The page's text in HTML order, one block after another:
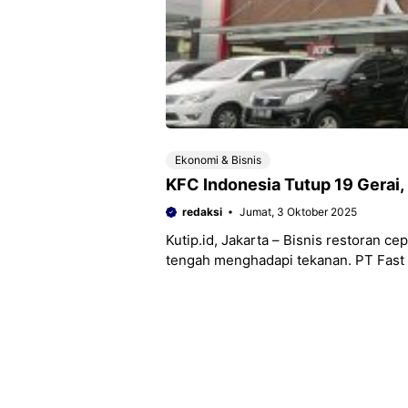
Ekonomi & Bisnis
KFC Indonesia Tutup 19
redaksi Jumat, 3 Oktober 2025
Kutip.id, Jakarta – Bisnis restoran
tengah menghadapi tekanan. PT